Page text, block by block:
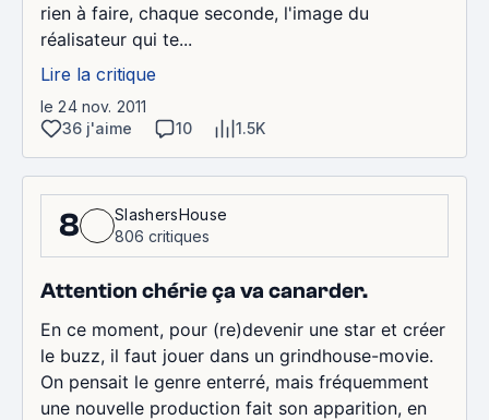
rien à faire, chaque seconde, l'image du
réalisateur qui te...
Lire la critique
le 24 nov. 2011
36 j'aime
10 1.5K
8
SlashersHouse
806 critiques
Attention chérie ça va canarder.
En ce moment, pour (re)devenir une star et créer
le buzz, il faut jouer dans un grindhouse-movie.
On pensait le genre enterré, mais fréquemment
une nouvelle production fait son apparition, en